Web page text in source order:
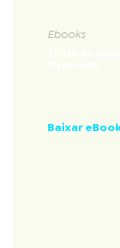
Ebooks
Baixar